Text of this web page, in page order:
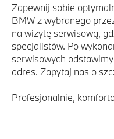
Zapewnij sobie
BMW z wybranego
na wizytę serwisową,
specjalistów. Po
serwisowych
adres. Zapytaj nas o
Profesjonalnie,